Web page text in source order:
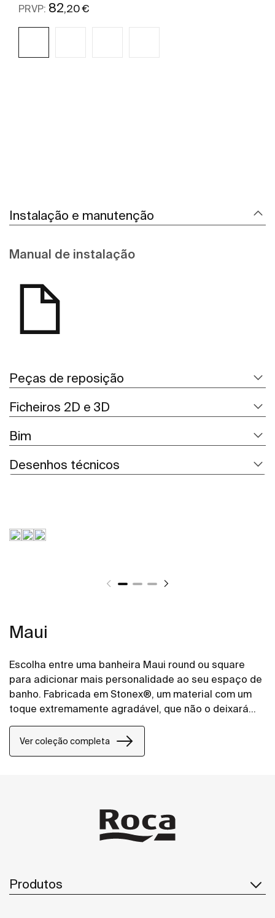
PRVP: 82,20 €
Instalação e manutenção
Manual de instalação
Peças de reposição
Ficheiros 2D e 3D
Bim
Desenhos técnicos
Maui
Escolha entre uma banheira Maui round ou square
para adicionar mais personalidade ao seu espaço de
banho. Fabricada em Stonex®, um material com um
toque extremamente agradável, que não o deixará
indiferente.
Ver coleção completa
Produtos